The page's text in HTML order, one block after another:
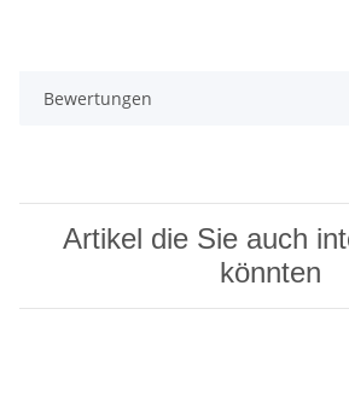
Bewertungen
Artikel die Sie auch
könnten